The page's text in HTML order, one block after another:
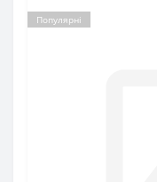
Популярні